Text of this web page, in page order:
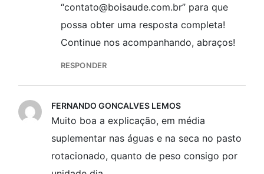
“contato@boisaude.com.br” para que
possa obter uma resposta completa!
Continue nos acompanhando, abraços!
RESPONDER
FERNANDO GONCALVES LEMOS
Muito boa a explicação, em média
suplementar nas águas e na seca no pasto
rotacionado, quanto de peso consigo por